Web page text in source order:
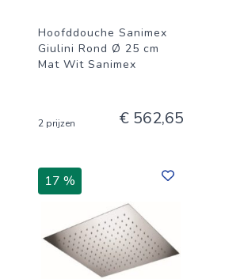
Hoofddouche Sanimex
Giulini Rond Ø 25 cm
Mat Wit Sanimex
2 prijzen € 562,65
17 %